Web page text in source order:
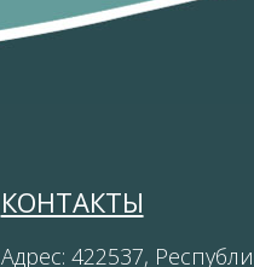
КОНТАКТЫ
Адрес: 422537,